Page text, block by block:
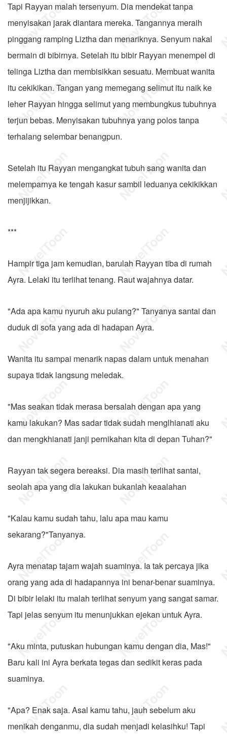
Tapi Rayyan malah tersenyum. Dia mendekat tanpa
menyisakan jarak diantara mereka. Tangannya meraih
pinggang ramping Liztha dan menariknya. Senyum nakal
bermain di bibirnya. Setelah itu bibir Rayyan menempel di
telinga Liztha dan membisikkan sesuatu. Membuat wanita
itu cekikikan. Tangan yang memegang selimut itu naik ke
leher Rayyan hingga selimut yang membungkus tubuhnya
terjun bebas. Menyisakan tubuhnya yang polos tanpa
terhalang selembar benangpun.
Setelah itu Rayyan mengangkat tubuh sang wanita dan
melemparnya ke tengah kasur sambil leduanya cekikikkan
menjijikkan.
***
Hampir tiga jam kemudian, barulah Rayyan tiba di rumah
Ayra. Lelaki itu terlihat tenang. Raut wajahnya datar.
"Ada apa kamu nyuruh aku pulang?" Tanyanya santai dan
duduk di sofa yang ada di hadapan Ayra.
Wanita itu sampai menarik napas dalam untuk menahan
supaya tidak langsung meledak.
"Mas seakan tidak merasa bersalah dengan apa yang
kamu lakukan? Mas sadar tidak sudah menglhianati aku
dan mengkhianati janji pernikahan kita di depan Tuhan?"
Rayyan tak segera bereaksi. Dia masih terlihat santai,
seolah apa yang dia lakukan bukanlah keaalahan
"Kalau kamu sudah tahu, lalu apa mau kamu
sekarang?"Tanyanya.
Ayra menatap tajam wajah suaminya. Ia tak percaya jika
orang yang ada di hadapannya ini benar-benar suaminya.
Di bibir lelaki itu malah terlihat senyum yang sangat samar.
Tapi jelas senyum itu menunjukkan ejekan untuk Ayra.
"Aku minta, putuskan hubungan kamu dengan dia, Mas!"
Baru kali ini Ayra berkata tegas dan sedikit keras pada
suaminya.
"Apa? Enak saja. Asal kamu tahu, jauh sebelum aku
menikah denganmu, dia sudah menjadi kelasihku! Tapi